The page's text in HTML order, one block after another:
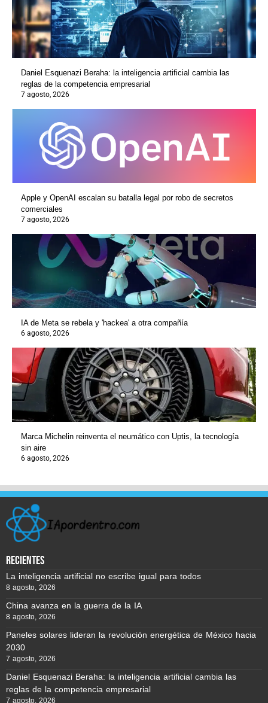
Daniel Esquenazi Beraha: la inteligencia artificial cambia las
reglas de la competencia empresarial
7 agosto, 2026
Apple y OpenAI escalan su batalla legal por robo de secretos
comerciales
7 agosto, 2026
IA de Meta se rebela y 'hackea' a otra compañía
6 agosto, 2026
Marca Michelin reinventa el neumático con Uptis, la tecnología
sin aire
6 agosto, 2026
recientes
La inteligencia artificial no escribe igual para todos
8 agosto, 2026
China avanza en la guerra de la IA
8 agosto, 2026
Paneles solares lideran la revolución energética de México hacia
2030
7 agosto, 2026
Daniel Esquenazi Beraha: la inteligencia artificial cambia las
reglas de la competencia empresarial